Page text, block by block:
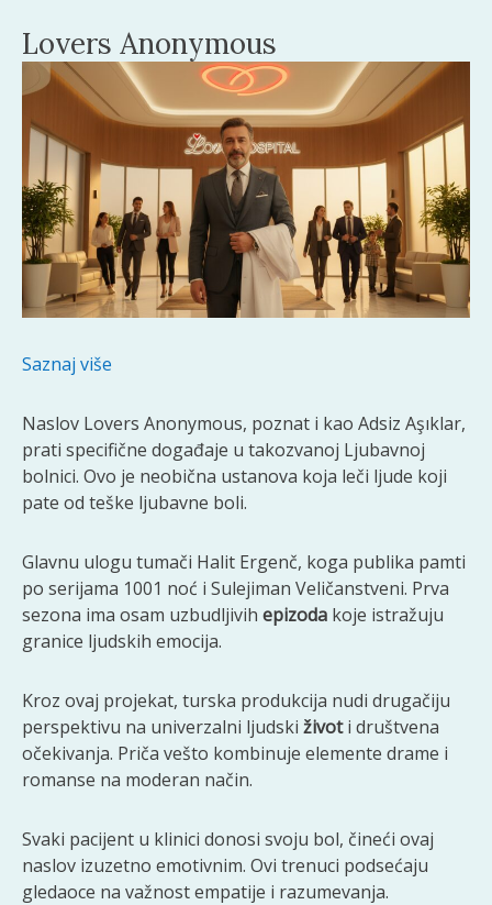
Lovers Anonymous
Saznaj više
Naslov Lovers Anonymous, poznat i kao Adsiz Aşıklar,
prati specifične događaje u takozvanoj Ljubavnoj
bolnici. Ovo je neobična ustanova koja leči ljude koji
pate od teške ljubavne boli.
Glavnu ulogu tumači Halit Ergenč, koga publika pamti
po serijama 1001 noć i Sulejiman Veličanstveni. Prva
sezona ima osam uzbudljivih epizoda koje istražuju
granice ljudskih emocija.
Kroz ovaj projekat, turska produkcija nudi drugačiju
perspektivu na univerzalni ljudski životi društvena
očekivanja. Priča vešto kombinuje elemente drame i
romanse na moderan način.
Svaki pacijent u klinici donosi svoju bol, čineći ovaj
naslov izuzetno emotivnim. Ovi trenuci podsećaju
gledaoce na važnost empatije i razumevanja.